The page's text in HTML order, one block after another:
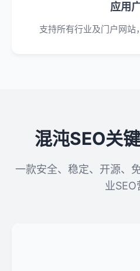
应用
支持所有行业及门户网站
混沌SEO关
一款安全、稳定、开源、
业SEO